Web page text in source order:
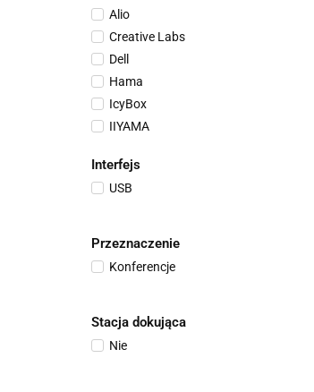
Alio
Creative Labs
Dell
Hama
IcyBox
IIYAMA
NATEC
POLY
Savio
TP-LINK
Yealink
Interfejs
USB
Przeznaczenie
Konferencje
Stacja dokująca
Nie